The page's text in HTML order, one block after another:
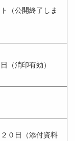
（公開終了しま
（消印有効）
０日（添付資料